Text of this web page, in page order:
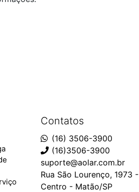
Contatos
(16) 3506-3900
(16)3506-3900
suporte@aolar.com.br
Rua São Lourenço, 1973 -
Centro - Matão/SP